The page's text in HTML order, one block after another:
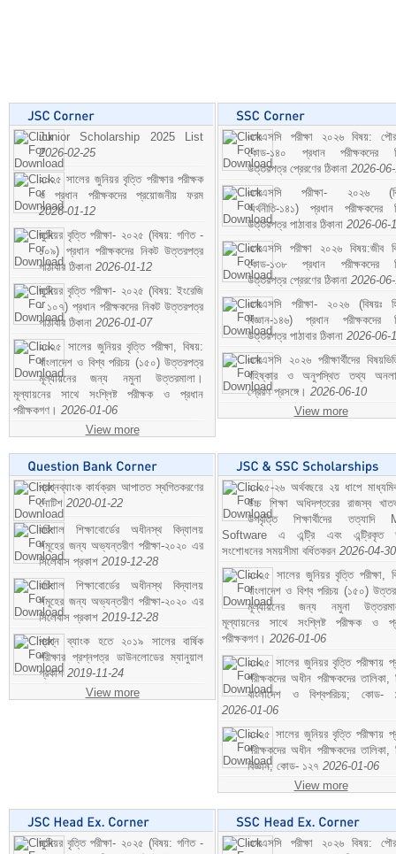
Junior Scholarship 2025 List
2026-02-25
২০২৫ সালের জুনিয়র বৃত্তি পরীক্ষার পরীক্ষক
ও প্রধান পরীক্ষকদের প্রয়োজনীয় ফরম
2026-01-12
জুনিয়র বৃত্তি পরীক্ষা- ২০২৫ (বিষয়: গণিত -
১০৯) প্রধান পরীক্ষকদের নিকট উত্তরপত্র
পাঠাবার ঠিকানা 2026-01-12
জুনিয়র বৃত্তি পরীক্ষা- ২০২৫ (বিষয়: ইংরেজি
- ১০৭) প্রধান পরীক্ষকদের নিকট উত্তরপত্র
পাঠাবার ঠিকানা 2026-01-07
২০২৫ সালের জুনিয়র বৃত্তি পরীক্ষা, বিষয়:
বাংলাদেশ ও বিশ্ব পরিচয় (১৫০) উত্তরপত্র
মূল্যায়নের জন্য নমুনা উত্তরমালা।
মূল্যায়নের সাথে সংশ্লিষ্ট পরীক্ষক ও প্রধান
পরীক্ষকগণ। 2026-01-06
View more
এসএসসি পরীক্ষা ২০২৬ বিষয়:
কোড-১৪০ প্রধান পরীক্ষকদের
উত্তরপত্র প্রেরণের ঠিকানা 2026-
এসএসসি পরীক্ষা- ২০২৬
অর্থনীতি-১৪১) প্রধান পরীক্ষকদের
উত্তরপত্র পাঠাবার ঠিকানা 2026-06-
এসএসসি পরীক্ষা ২০২৬ বিষয়:জীব
কোড-১৩৮ প্রধান পরীক্ষকদের
উত্তরপত্র প্রেরণের ঠিকানা 2026-
এসএসসি পরীক্ষা- ২০২৬ (বিষয়ঃ
বিজ্ঞান-১৪৬) প্রধান পরীক্ষকদের
উত্তরপত্র পাঠাবার ঠিকানা 2026-06-
এসএসসি ২০২৬ পরীক্ষার্থীদের
বহিষ্কার ও অনুপস্থিত তথ্য
প্রেরণ প্রসঙ্গে। 2026-06-10
View more
প্রশ্নব্যাংক কার্যক্রম আপাতত স্থগিতকরণের
নোটিশ 2020-01-22
বরিশাল শিক্ষাবোর্ডের অধীনস্থ বিদ্যালয়
সমূহের জন্য অভ্যন্তরীণ পরীক্ষা-২০২০ এর
সিলেবাস প্রকাশ 2019-12-28
বরিশাল শিক্ষাবোর্ডের অধীনস্থ বিদ্যালয়
সমূহের জন্য অভ্যন্তরীণ পরীক্ষা-২০২০ এর
সিলেবাস প্রকাশ 2019-12-28
প্রশ্ন ব্যাংক হতে ২০১৯ সালের বার্ষিক
পরীক্ষার প্রশ্নপত্র ডাউনলোডের ম্যানুয়াল
প্রকাশ 2019-11-24
View more
২০২৫-২৬ অর্থবছরে ২য় ধাপে
উচ্চ শিক্ষা অধিদপ্তরের রাজস্ব
উপবৃত্তি শিক্ষার্থীদের তত্যাদি
Software এ এন্ট্রি এবং এন্ট্রিকৃত
সংশোধনের সময়সীমা বর্ধিতকরন 2026-04-30
২০২৫ সালের জুনিয়র বৃত্তি পরীক্ষা,
বাংলাদেশ ও বিশ্ব পরিচয় (১৫০)
মূল্যায়নের জন্য নমুনা
মূল্যায়নের সাথে সংশ্লিষ্ট পরীক্ষক ও
পরীক্ষকগণ। 2026-01-06
২০২৫ সালের জুনিয়র বৃত্তি পরীক্ষায়
পরীক্ষকদের অধীন পরীক্ষকদের তালিকা,
বাংলাদেশ ও বিশ্বপরিচয়; কোড-
2026-01-06
২০২৫ সালের জুনিয়র বৃত্তি পরীক্ষায়
পরীক্ষকদের অধীন পরীক্ষকদের তালিকা,
বিজ্ঞান; কোড- ১২৭ 2026-01-06
View more
জুনিয়র বৃত্তি পরীক্ষা- ২০২৫ (বিষয়: গণিত -
এসএসসি পরীক্ষা ২০২৬ বিষয়: